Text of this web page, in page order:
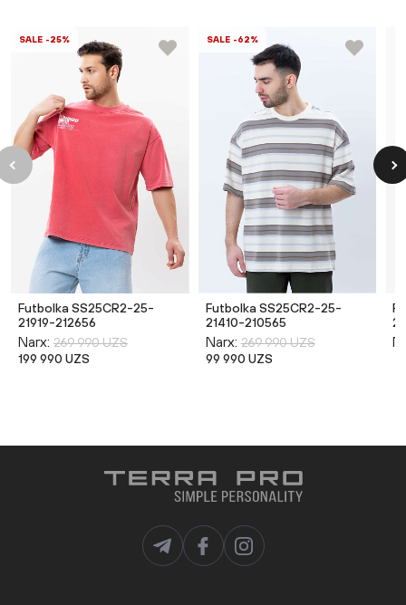
SALE -25%
Futbolka SS25CR2-25-
21919-212656
Narx: 269 990 UZS
199 990 UZS
SALE -62%
Futbolka SS25CR2-25-
21410-210565
Narx: 269 990 UZS
99 990 UZS